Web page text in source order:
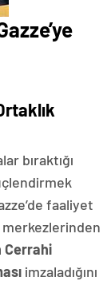
bıraktığı
faaliyet
Cerrahi
imzaladığını